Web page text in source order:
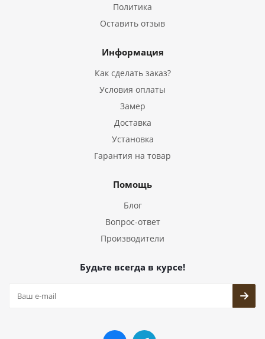
Политика
Оставить отзыв
Информация
Как сделать заказ?
Условия оплаты
Замер
Доставка
Установка
Гарантия на товар
Помощь
Блог
Вопрос-ответ
Производители
Будьте всегда в курсе!